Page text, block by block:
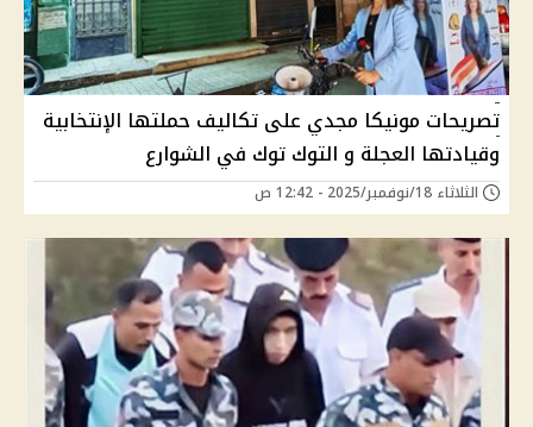
تصريحات مونيكا مجدي على تكاليف حملتها الإنتخابية
وقيادتها العجلة و التوك توك في الشوارع
الثلاثاء 18/نوفمبر/2025 - 12:42 ص